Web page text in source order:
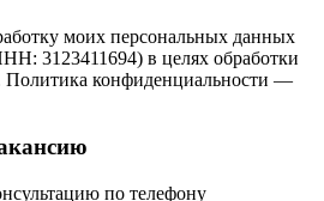
моих персональных данных
3123411694) в целях обработки
Политика конфиденциальности —
по телефону